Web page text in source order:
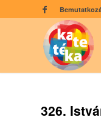
326.